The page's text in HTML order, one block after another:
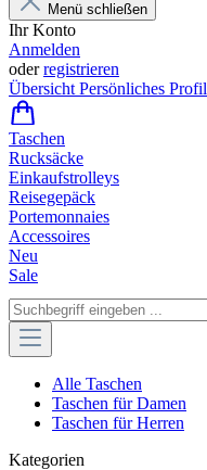
Menü schließen
Ihr Konto
Anmelden
oderregistrieren
Übersicht Persönliches Profil
Taschen
Rucksäcke
Einkaufstrolleys
Reisegepäck
Portemonnaies
Accessoires
Neu
Sale
Alle Taschen
Taschen für Damen
Taschen für Herren
Kategorien